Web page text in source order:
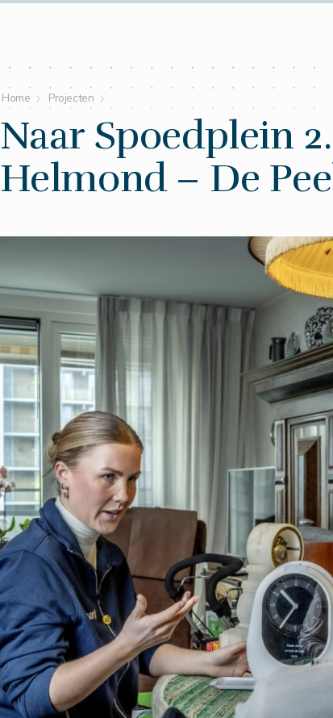
Home Projecten
Naar Spoedplein
Helmond – De